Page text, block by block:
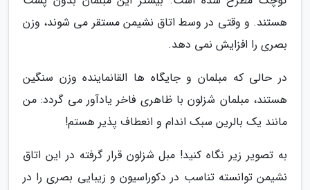
هستند. و وقتی در وسط اتاق نشیمن مستقر می شوند، وزن
بصری را افزایش نمی دهد.
در حالی که مبلمان و جایگاه ها القانماینده وزن سنگین
هستند، مبلمان شزلون با ظاهری فاخر یادآور می گردد: من
مانند یک بالرین سبک اندام و انعطاف پذیر هستم!
به تصویر زیر نگاه کنید! مبل شزلون قرار گرفته در این اتاق
نشیمن توانسته تناسب در دکوراسیون و زیبایی بصری را در